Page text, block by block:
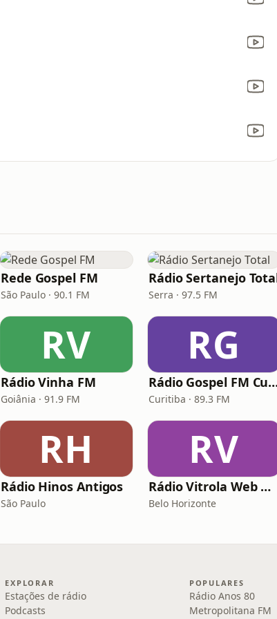
Rede Gospel FM
São Paulo · 90.1 FM
Rádio Sertanejo
Serra · 97.5 FM
RV
Rádio Vinha FM
Goiânia · 91.9 FM
RG
Rádio Gospel
Curitiba · 89.3 FM
RH
Rádio Hinos Antigos
São Paulo
RV
Rádio Vitrola Web Gospel
Belo Horizonte
EXPLORAR
Estações de rádio
Podcasts
POPULARES
Rádio Anos 80
Metropolitana FM